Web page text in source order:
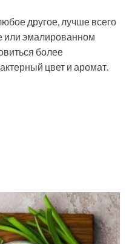
другое, лучше всего
или эмалированном
более
цвет и аромат.